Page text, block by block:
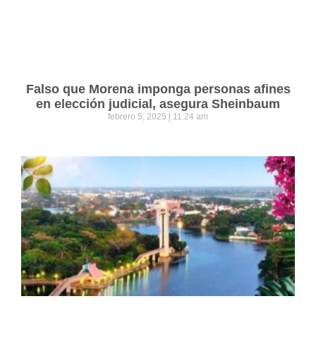
Falso que Morena imponga personas afines
en elección judicial, asegura Sheinbaum
febrero 5, 2025 11:24 am